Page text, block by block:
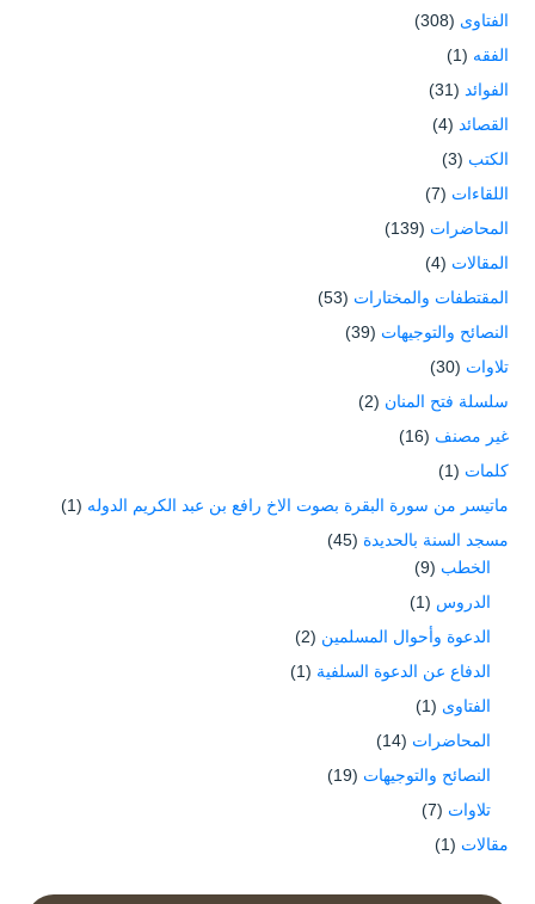
الفتاوى (308)
الفقه (1)
الفوائد (31)
القصائد (4)
الكتب (3)
اللقاءات (7)
المحاضرات (139)
المقالات (4)
المقتطفات والمختارات (53)
النصائح والتوجيهات (39)
تلاوات (30)
سلسلة فتح المنان (2)
غير مصنف (16)
كلمات (1)
ماتيسر من سورة البقرة بصوت الاخ رافع بن عبد الكريم الدوله (1)
مسجد السنة بالحديدة (45)
الخطب (9)
الدروس (1)
الدعوة وأحوال المسلمين (2)
الدفاع عن الدعوة السلفية (1)
الفتاوى (1)
المحاضرات (14)
النصائح والتوجيهات (19)
تلاوات (7)
مقالات (1)